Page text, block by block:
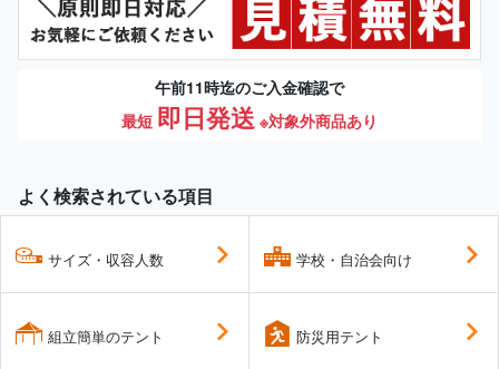
午前11時迄のご入金確認で
最短 即日発送 ※対象外商品あり
よく検索されている項目
サイズ・収容人数
組立簡単のテント
学校・自治会向け
防災用テント